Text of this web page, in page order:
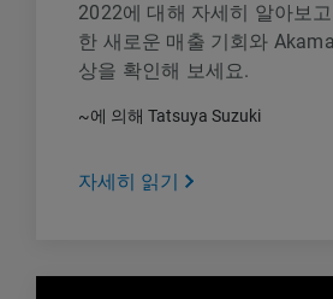
2022에 대해 자세히 알아보
한 새로운 매출 기회와
상을 확인해 보세요.
~에 의해 Tatsuya Suzuki
자세히 읽기